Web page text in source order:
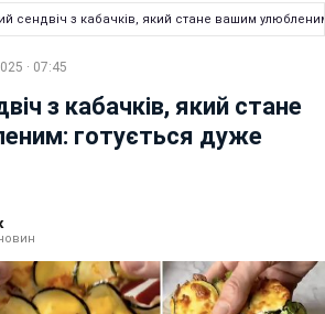
сендвіч з кабачків, який стане вашим
· 07:45
з кабачків, який стане
готується дуже